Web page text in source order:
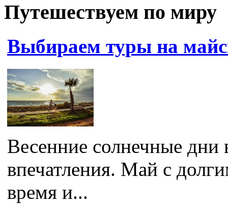
Путешествуем по миру
Выбираем туры на
Весенние солнечные дни
впечатления. Май с
время и...